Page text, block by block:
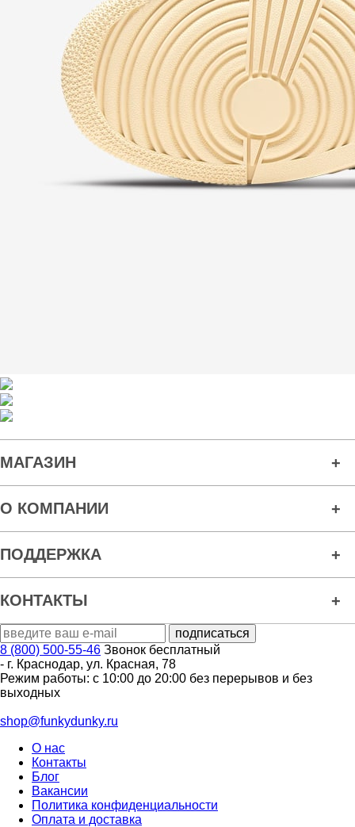
МАГАЗИН
О КОМПАНИИ
ПОДДЕРЖКА
КОНТАКТЫ
8 (800) 500-55-46 Звонок бесплатный
- г. Краснодар, ул. Красная, 78
Режим работы: с 10:00 до 20:00 без перерывов и без
выходных
shop@funkydunky.ru
О нас
Контакты
Блог
Вакансии
Политика конфиденциальности
Оплата и доставка